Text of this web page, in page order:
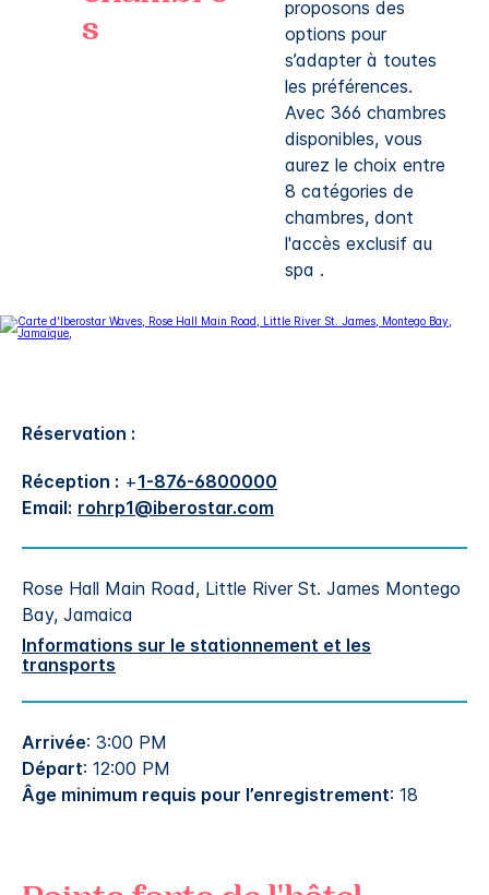
s
proposons des
options pour
s’adapter à toutes
les préférences.
Avec 366 chambres
disponibles, vous
aurez le choix entre
8 catégories de
chambres, dont
l'accès exclusif au
spa .
Réservation :
Réception : +1-876-6800000
Email: rohrp1@iberostar.com
Rose Hall Main Road, Little River St. James Montego
Bay, Jamaica
Informations sur le stationnement et les
transports
Arrivée: 3:00 PM
Départ: 12:00 PM
Âge minimum requis pour l’enregistrement: 18